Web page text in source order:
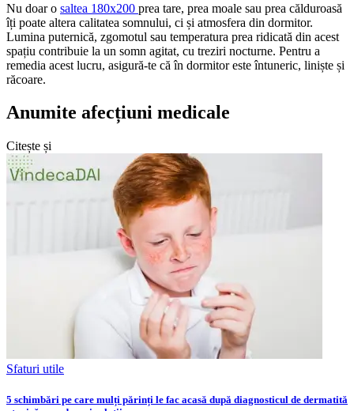
Nu doar o saltea 180x200 prea tare, prea moale sau prea călduroasă
îți poate altera calitatea somnului, ci și atmosfera din dormitor.
Lumina puternică, zgomotul sau temperatura prea ridicată din acest
spațiu contribuie la un somn agitat, cu treziri nocturne. Pentru a
remedia acest lucru, asigură-te că în dormitor este întuneric, liniște și
răcoare.
Anumite afecțiuni medicale
Citește și
Sfaturi utile
5 schimbări pe care mulți părinți le fac acasă după diagnosticul de dermatită